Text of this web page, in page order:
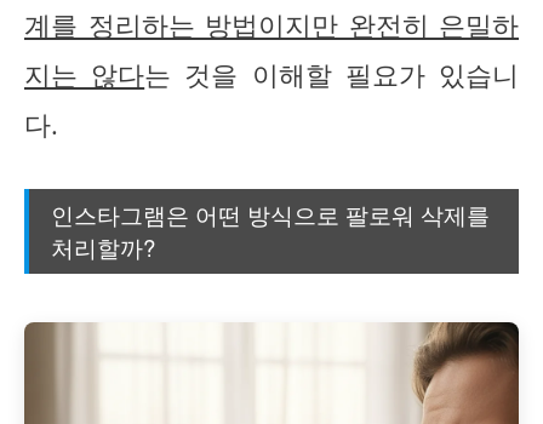
계를 정리하는 방법이지만 완전히 은밀하
지는 않다는 것을 이해할 필요가 있습니
다.
인스타그램은 어떤 방식으로 팔로워 삭제를
처리할까?